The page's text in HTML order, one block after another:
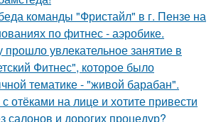
команды "Фристайл" в г. Пензе на
по фитнес - аэробике.
прошло увлекательное занятие в
Фитнес", которое было
тематике - "живой барабан".
отёками на лице и хотите привести
салонов и дорогих процедур?